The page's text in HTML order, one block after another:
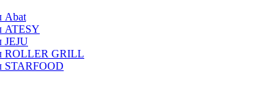
Abat
ATESY
JEJU
ROLLER GRILL
STARFOOD